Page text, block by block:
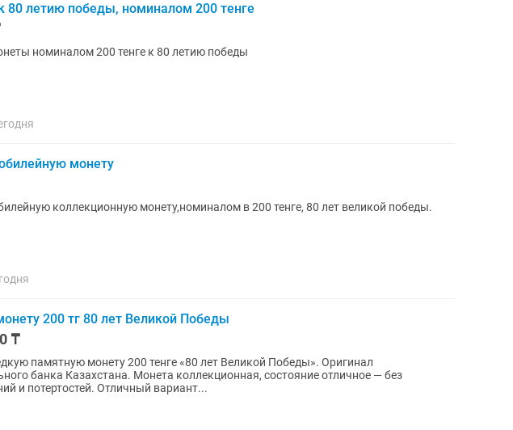
80 летию победы, номиналом 200 тенге
номиналом 200 тенге к 80 летию победы
монету
коллекционную монету,номиналом в 200 тенге, 80 лет великой победы.
200 тг 80 лет Великой Победы
₸
памятную монету 200 тенге «80 лет Великой Победы». Оригинал
банка Казахстана. Монета коллекционная, состояние отличное — без
повреждений и потертостей. Отличный вариант...